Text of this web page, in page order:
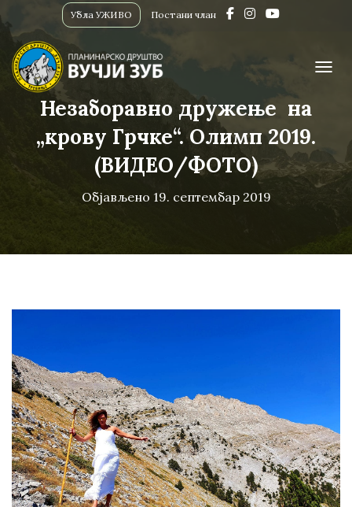
Убла УЖИВО Постани члан
Незаборавно дружење на
„крову Грчке“. Олимп 2019.
(ВИДЕО/ФОТО)
Објављено 19. септембар 2019